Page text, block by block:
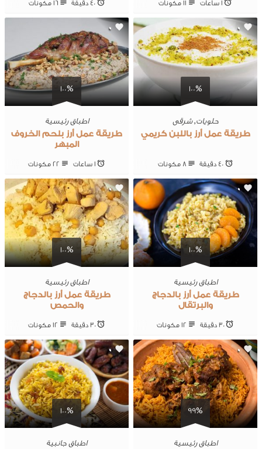
1 ساعات 11 ‎مكونات 40 ‎دقيقة 16 ‎مكونات
100%
0
حلويات,شرقى
طريقة عمل أرز باللبن كريمي
40 ‎دقيقة 8 ‎مكونات
100%
0
اطباق رئيسية
طريقة عمل أرز بلحم الخروف
المبهر
1 ساعات 22 ‎مكونات
100%
0
اطباق رئيسية
طريقة عمل أرز بالدجاج
والبرتقال
30 ‎دقيقة 12 ‎مكونات
100%
0
اطباق رئيسية
طريقة عمل أرز بالدجاج
والحمص
30 ‎دقيقة 12 ‎مكونات
99%
0
اطباق رئيسية
100%
0
اطباق جانبية